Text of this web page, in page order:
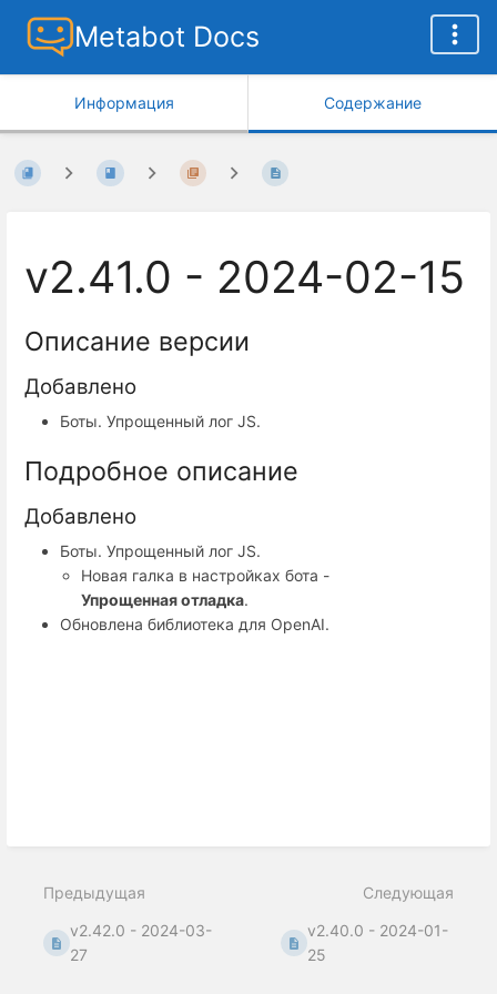
Metabot Docs
Информация Содержание
v2.41.0 - 2024-02-15
Описание версии
Добавлено
Боты. Упрощенный лог JS.
Подробное описание
Добавлено
Боты. Упрощенный лог JS.
Новая галка в настройках бота -
Упрощенная отладка.
Обновлена библиотека для OpenAI.
Предыдущая
v2.42.0 - 2024-03-
27
Следующая
v2.40.0 - 2024-01-
25